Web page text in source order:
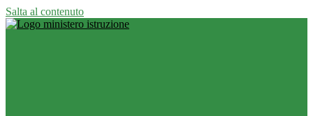
Salta al contenuto